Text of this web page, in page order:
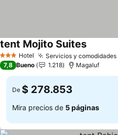
3 Estrellas
Hotel Servicios y
tent Mojito SuitesVer
7,8 Bueno 1.218 Magaluf
De $ 278.853
Mira precios de 5 páginas